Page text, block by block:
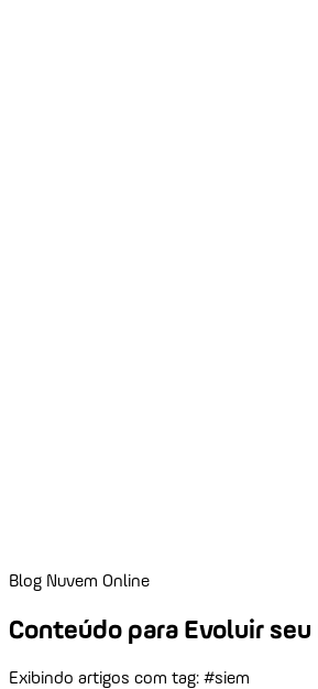
Blog Nuvem Online
Conteúdo para Evoluir
Exibindo artigos com tag: #siem